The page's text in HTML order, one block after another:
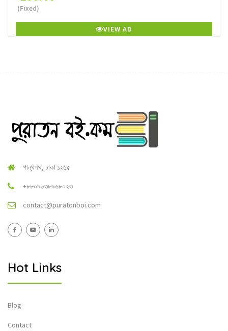
(Fixed)
VIEW AD
পান্থপথ, ঢাকা ১২১৫
+৮৮০৯৬৩৮৯৬৮০২৩
contact@puratonboi.com
Hot Links
Blog
Contact